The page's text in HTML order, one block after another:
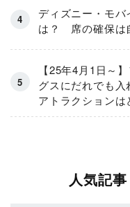
ディズニー・モ
は？ 席の確保は
【25年4月1日～
グスにだれでも
アトラクションは
人気記